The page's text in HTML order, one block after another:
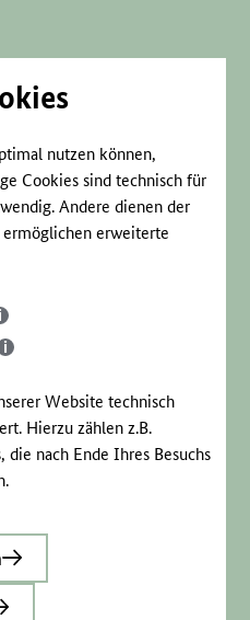
nutzen können,
Cookies sind technisch für
Andere dienen der
ermöglichen erweiterte
Website technisch
Hierzu zählen z.B.
die nach Ende Ihres Besuchs